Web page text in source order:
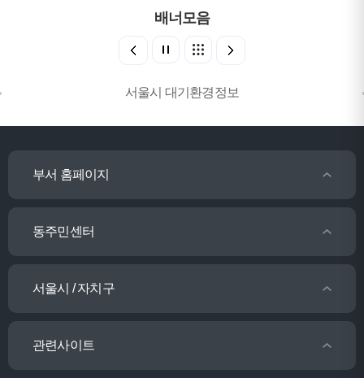
배너모음
서울시 대기환경정보
부서 홈페이지
동주민센터
서울시 / 자치구
관련사이트